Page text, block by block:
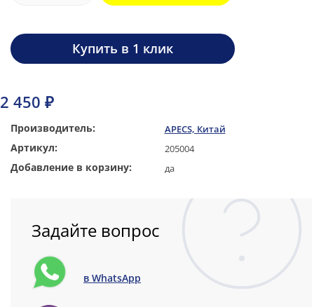
Производитель: APECS, Китай
Артикул: 205004
Добавление в корзину: да
2 450 ₽
Купить в 1 клик
Задайте вопрос
в WhatsApp